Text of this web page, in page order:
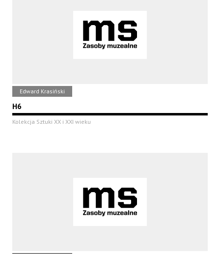
Edward Krasiński
H6
Kolekcja Sztuki XX i XXI wieku